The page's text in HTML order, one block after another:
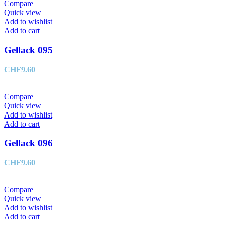
Compare
Quick view
Add to wishlist
Add to cart
Gellack 095
CHF9.60
Compare
Quick view
Add to wishlist
Add to cart
Gellack 096
CHF9.60
Compare
Quick view
Add to wishlist
Add to cart